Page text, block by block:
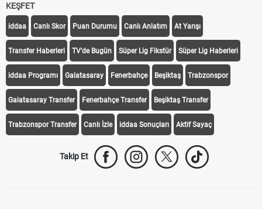
KEŞFET
iddaa Canlı Skor Puan Durumu Canlı Anlatım At Yarışı
Transfer Haberleri TV'de Bugün Süper Lig Fikstür Süper Lig Haberleri
iddaa Programı Galatasaray Fenerbahçe Beşiktaş Trabzonspor
Galatasaray Transfer Fenerbahçe Transfer Beşiktaş Transfer
Trabzonspor Transfer Canlı İzle iddaa Sonuçları Aktif Sayaç
Takip Et